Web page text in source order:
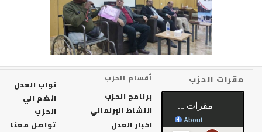
الحزب أقسام الحزب
برنامج الحزب
النشاط البرلماني
اخبار العدل
نواب العدل
انضم الي
تواصل معنا